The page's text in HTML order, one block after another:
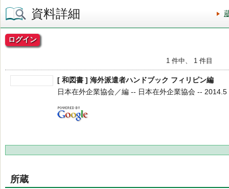
資料詳細
ログイン
1 件中、 1 件目
[ 和図書 ] 海外派遣者ハンドブック フィリピン編
日本在外企業協会／編 -- 日本在外企業協会 -- 2014.5
所蔵